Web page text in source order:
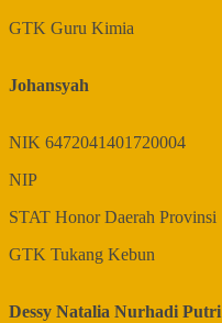
GTK Guru Kimia
Johansyah
NIK 6472041401720004
NIP
STAT Honor Daerah Provinsi
GTK Tukang Kebun
Dessy Natalia Nurhadi Putri